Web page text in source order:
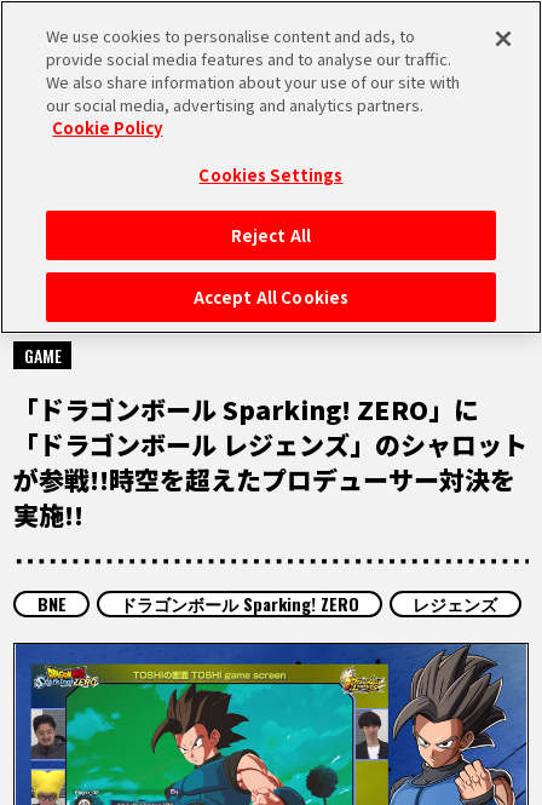
MEN
HOME
NEWS
RANKING
MOVIE
COLUMNS
ABOUT
LANGUAGE
JP
EN FR DE ES
NEWS
2025.06.27
GAME
「ドラゴンボール Sparking! ZERO」に
「ドラゴンボール レジェンズ」のシャロット
が参戦!!時空を超えたプロデューサー対決を
実施!!
BNE ドラゴンボール Sparking! ZERO レジェンズ
We use cookies to personalise content and ads, to
provide social media features and to analyse our traffic.
We also share information about your use of our site with
our social media, advertising and analytics partners.
Cookie Policy
Cookies Settings
Reject All
Accept All Cookies